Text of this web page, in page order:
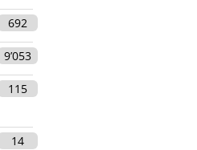
692
9’053
115
14